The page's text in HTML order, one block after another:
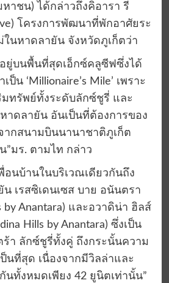
หาชน) ได้กล่าวถึงคิอารา รี
โครงการพัฒนาที่พักอาศัยระ
ในหาดลายัน จังหวัดภูเก็ตว่า
ยู่บนพื้นที่สุดเอ็กซ์คลูซีฟซึ่งได้
เป็น ‘Millionaire’s Mile’ เพราะ
มทรัพย์ทั้งระดับลักซ์ชูรี่ และ
าดลายัน อันเป็นที่ต้องการของ
ากสนามบินนานาชาติภูเก็ต
”มร. ตามไท กล่าว
อนบ้านในบริเวณเดียวกันถึง
น เรสซิเดนเซส บาย อนันตรา
by Anantara) และอวาดิน่า ฮิลส์
Hills by Anantara) ซึ่งเป็น
ร้า ลักซ์ชูรี่ทั้งคู่ ถึงกระนั้นความ
นที่สุด เนื่องจากมีวิลล่าและ
นทั้งหมดเพียง 42 ยูนิตเท่านั้น”